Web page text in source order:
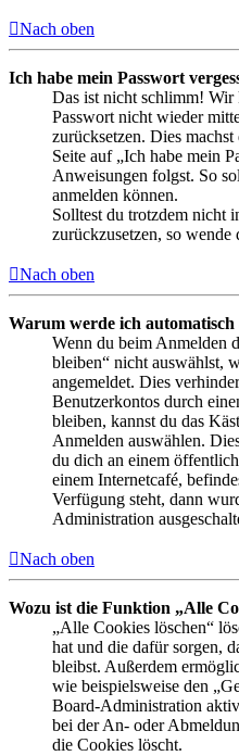
Nach oben
Ich habe mein Passwort
Das ist nicht schlimm! Wir
Passwort nicht wieder
zurücksetzen. Dies
Seite auf „Ich habe mein
Anweisungen folgst. So
anmelden können.
Solltest du trotzdem nicht
zurückzusetzen, so
Nach oben
Warum werde ich automatisch
Wenn du beim Anmelden
bleiben“ nicht auswählst,
angemeldet. Dies
Benutzerkontos durch
bleiben, kannst du das
Anmelden auswählen.
du dich an einem
einem Internetcafé,
Verfügung steht, dann
Administration
Nach oben
Wozu ist die Funktion „Alle
„Alle Cookies löschen“
hat und die dafür sorgen,
bleibst. Außerdem
wie beispielsweise den
Board-Administration
bei der An- oder
die Cookies löscht.